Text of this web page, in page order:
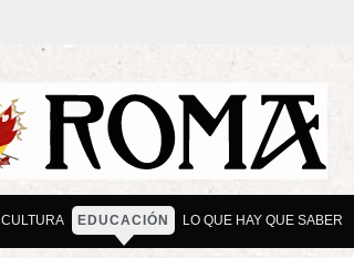
CULTURA EDUCACIÓN LO QUE HAY QUE SABER